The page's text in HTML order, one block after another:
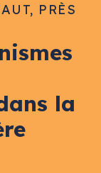
PRÈS
la